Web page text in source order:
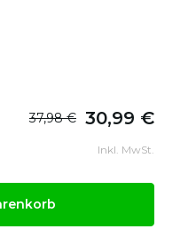
37,98 € 30,99 €
Inkl. MwSt.